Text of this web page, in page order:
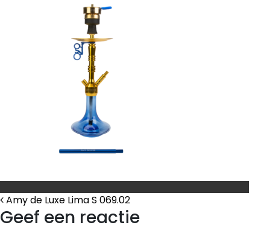
Bericht Navigatie
Amy de Luxe Lima S 069.02
Geef een reactie